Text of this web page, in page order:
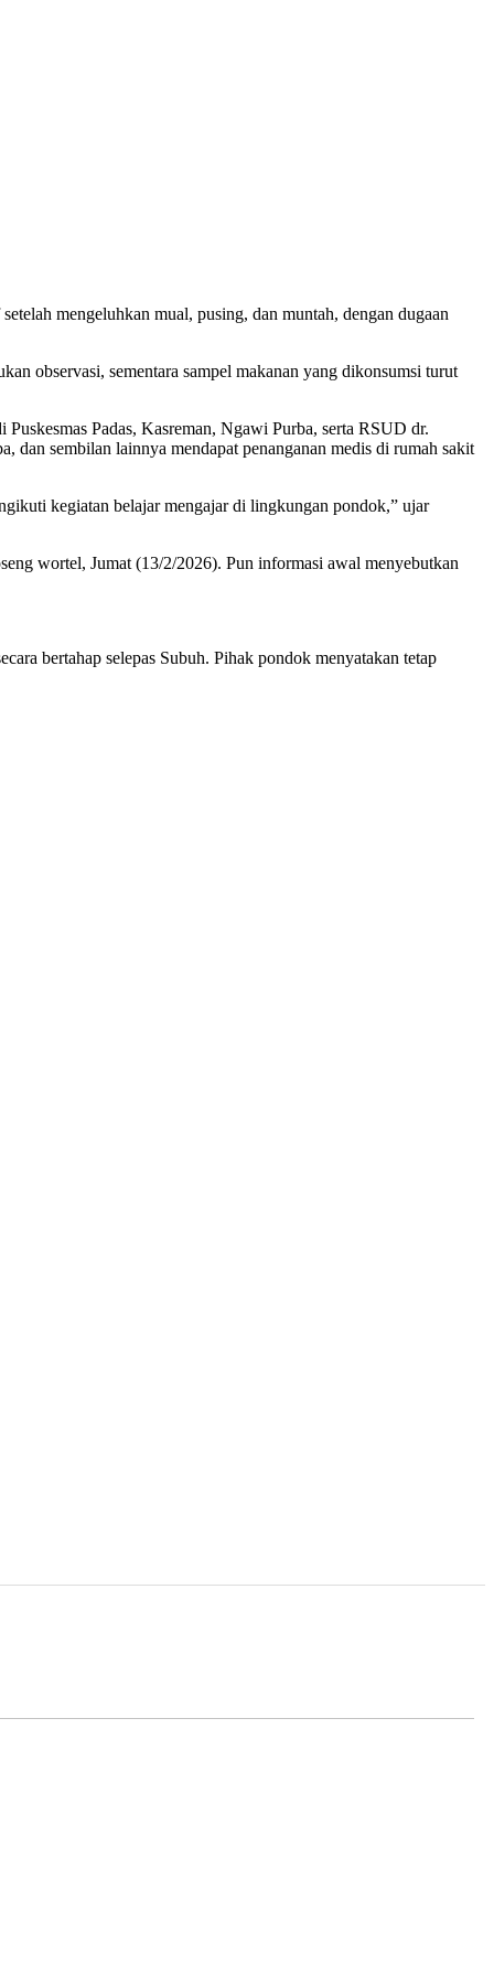
mengeluhkan mual, pusing, dan muntah, dengan dugaan
observasi, sementara sampel makanan yang dikonsumsi turut
Padas, Kasreman, Ngawi Purba, serta RSUD dr.
dan sembilan lainnya mendapat penanganan medis di rumah sakit
kegiatan belajar mengajar di lingkungan pondok,” ujar
wortel, Jumat (13/2/2026). Pun informasi awal menyebutkan
bertahap selepas Subuh. Pihak pondok menyatakan tetap